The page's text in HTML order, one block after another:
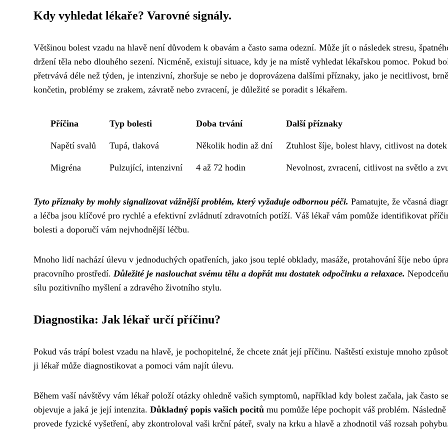
Kdy vyhledat lékaře? Varovné signály.
Většinou bolest vzadu na hlavě není důvodem k obavám a často sama odezní. Může jít o následek stresu,
držení těla nebo dlouhého sezení. Nicméně, existují situace, kdy je na místě vyhledat lékařskou pomoc. Pokud
přetrvává déle než týden, je intenzivní, zhoršuje se nebo je doprovázena dalšími příznaky, jako je necitlivost,
končetin, problémy se zrakem, závratě nebo zvracení, je důležité se poradit s lékařem.
Příčina Typ bolesti Doba trvání Další příznaky
Napětí svalů Tupá, tlaková Několik hodin až dní Ztuhlost šíje, bolest hlavy, citlivost na dotek
Migréna Pulzující, intenzivní 4 až 72 hodin Nevolnost, zvracení, citlivost na světlo a
Tyto příznaky by mohly signalizovat vážnější problém, který vyžaduje odbornou péči. Pamatujte, že včasná
a léčba jsou klíčové pro rychlé a efektivní zvládnutí zdravotních potíží. Váš lékař vám pomůže identifikovat
bolesti a doporučí vám nejvhodnější léčbu.
Mnoho lidí nachází úlevu v jednoduchých opatřeních, jako jsou teplé obklady, masáže, protahování šíje nebo
pracovního prostředí. Důležité je naslouchat svému tělu a dopřát mu dostatek odpočinku a relaxace.
sílu pozitivního myšlení a zdravého životního stylu.
Diagnostika: Jak lékař určí příčinu?
Pokud vás trápí bolest vzadu na hlavě, je pochopitelné, že chcete znát její příčinu. Naštěstí existuje mnoho
ji lékař může diagnostikovat a pomoci vám najít úlevu.
Během vaší návštěvy vám lékař položí otázky ohledně vašich symptomů, například kdy bolest začala, jak často se
objevuje a jaká je její intenzita. Důkladný popis vašich pocitů mu pomůže lépe pochopit váš problém. Následně
provede fyzické vyšetření, aby zkontroloval vaši krční páteř, svaly na krku a hlavě a zhodnotil váš rozsah